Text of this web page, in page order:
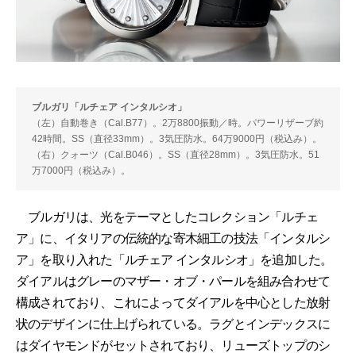
ブルガリ「ルチェア インタルシオ」
（左）自動巻き（Cal.B77）。2万8800振動／時。パワーリザーブ約
42時間。SS（直径33mm）。3気圧防水。64万9000円（税込み）。
（右）クォーツ（Cal.B046）。SS（直径28mm）。3気圧防水。51
万7000円（税込み）。
ブルガリは、光をテーマとしたコレクション「ルチェ
ア」に、イタリアの伝統的な寄木細工の技法「インタルシ
ア」を取り入れた「ルチェア インタルシオ」を追加した。
ダイアルはグレーのマザー・オブ・パールを組み合わせて
構成されており、これによってダイアルを中心とした放射
状のデザインに仕上げられている。ラグとインデックスに
はダイヤモンドがセットされており、リューズトップのシ